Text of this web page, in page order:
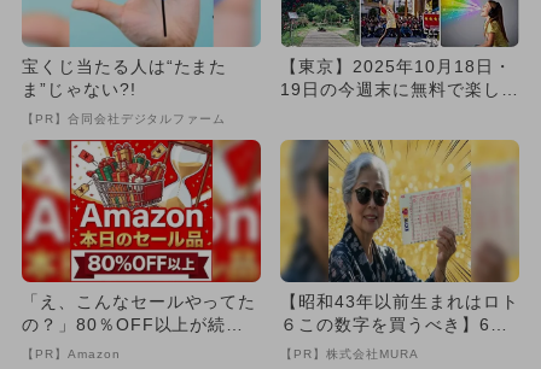
宝くじ当たる人は“たまた
ま”じゃない?!
【PR】合同会社デジタルファーム
【東京】2025年10月18日・
19日の今週末に無料で楽しめ
「え、こんなセールやってた
の？」80％OFF以上が続々
登場！Amazonの本気が...
【PR】Amazon
【昭和43年以前生まれはロト
６この数字を買うべき】6つ
の数字が「完全一致」する
【PR】株式会社MURA